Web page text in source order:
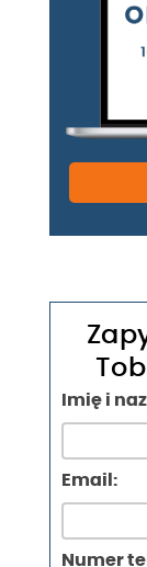
Imię i
Email:
Numer